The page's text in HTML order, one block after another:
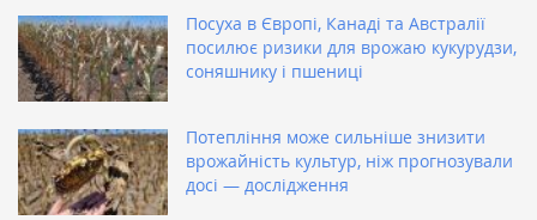
Посуха в Європі, Канаді та Австралії
посилює ризики для врожаю кукурудзи,
соняшнику і пшениці
Потепління може сильніше знизити
врожайність культур, ніж прогнозували
досі — дослідження